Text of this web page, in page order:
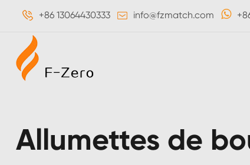
+86 13064430333 info@fzmatch.com
Allumettes de